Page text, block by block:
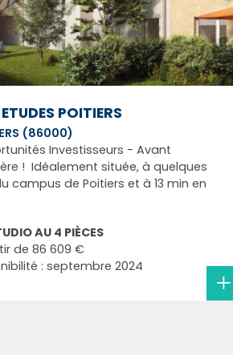
POITIERS
(86000)
Investisseurs - Avant
! Idéalement située, à quelques
campus de Poitiers et à 13 min en
AU 4 PIÈCES
de 86 609 €
: septembre 2024